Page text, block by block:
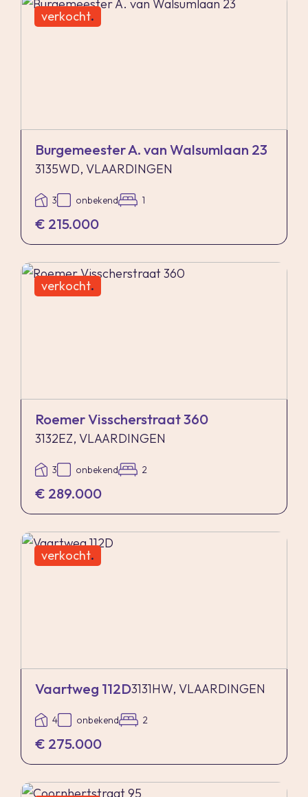
verkocht.
Burgemeester A. van Walsumlaan 23
3135WD, VLAARDINGEN
3 onbekend 1
€ 215.000
verkocht.
Roemer Visscherstraat 360
3132EZ, VLAARDINGEN
3 onbekend 2
€ 289.000
verkocht.
Vaartweg 112D3131HW, VLAARDINGEN
4 onbekend 2
€ 275.000